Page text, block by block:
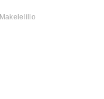
Makelelillo